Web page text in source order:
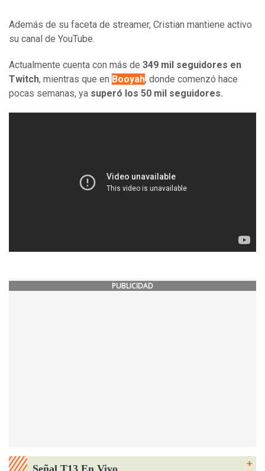
Además de su faceta de streamer, Cristian mantiene activo
su canal de YouTube.
Actualmente cuenta con más de 349 mil seguidores en
Twitch, mientras que en Booyah, donde comenzó hace
pocas semanas, ya superó los 50 mil seguidores.
PUBLICIDAD